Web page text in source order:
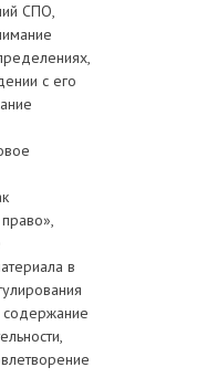
СПО,
с его
в
содержание